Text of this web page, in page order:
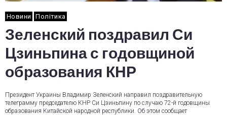
Новини Політика
Зеленский поздравил Си
Цзиньпина с годовщиной
образования КНР
Президент Украины Владимир Зеленский направил поздравительную
телеграмму председателю КНР Си Цзиньпину по случаю 72-й годовщины
образования Китайской народной республики. Об этом сообщает